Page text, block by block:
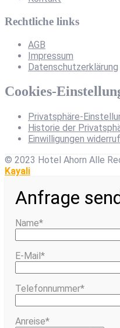
Rechtliche links
AGB
Impressum
Datenschutzerklärung
Cookies-
Privatsphäre-
Historie der
Einwilligungen
© 2023 Hotel Ahorn Alle
Kayali
Anfrage
Name*
E-Mail*
Telefonnummer*
Anreise*